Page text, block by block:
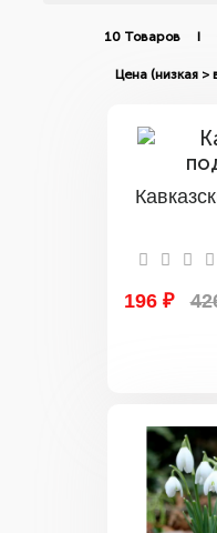
10 Товаров I
196 ₽